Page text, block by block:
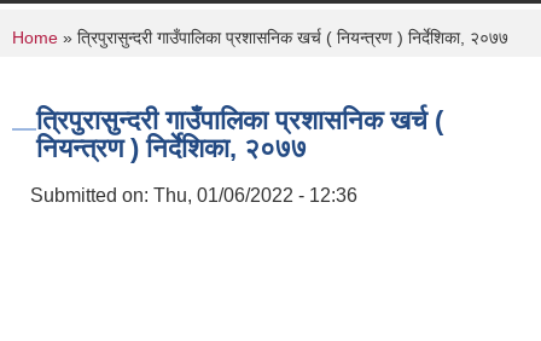
You are here
Home » त्रिपुरासुन्दरी गाउँपालिका प्रशासनिक खर्च ( नियन्त्रण ) निर्देशिका, २०७७
त्रिपुरासुन्दरी गाउँपालिका प्रशासनिक खर्च (
नियन्त्रण ) निर्देशिका, २०७७
Submitted on: Thu, 01/06/2022 - 12:36